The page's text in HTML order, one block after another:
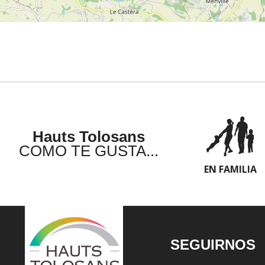
Hauts Tolosans
COMO TE GUSTA...
EN FAMILIA
SEGUIRNOS